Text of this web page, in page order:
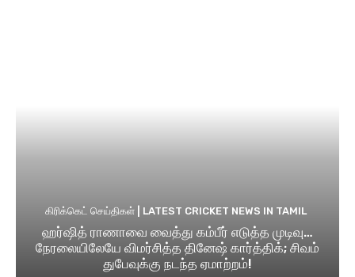
கிரிக்கெட் செய்திகள் | LATEST CRICKET NEWS IN TAMIL
ஹர்ஷித் ராணாவை வைத்து கம்பீர் எடுத்த முடிவு…
நேரலையிலேயே விமர்சித்த தினேஷ் கார்த்திக்; சிவம்
துபேவுக்கு நடந்த ஏமாற்றம்!